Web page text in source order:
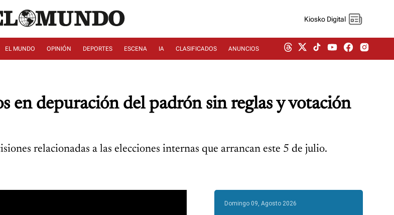
Kiosko Digital
EL MUNDO OPINIÓN DEPORTES ESCENA IA CLASIFICADOS ANUNCIOS
en depuración del padrón sin reglas y votación
relacionadas a las elecciones internas que arrancan este 5 de julio.
Domingo 09, Agosto 2026